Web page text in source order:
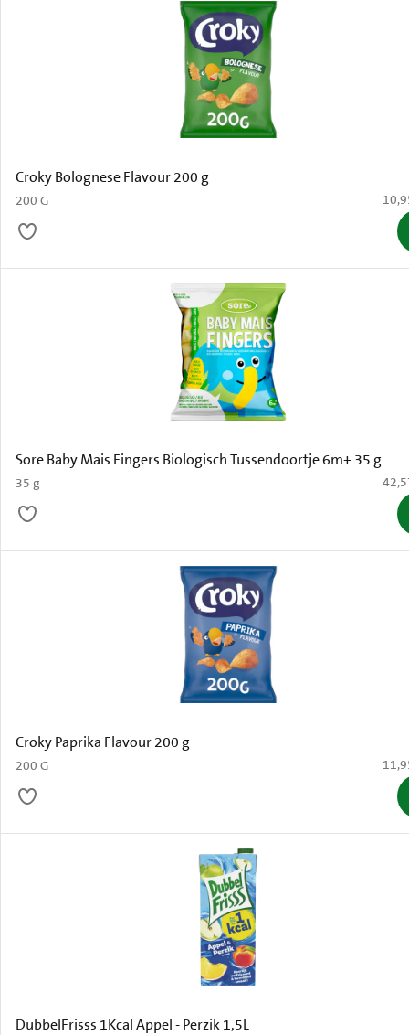
Croky Bolognese Flavour 200 g
200 G €
Sore Baby Mais Fingers Biologisch Tussendoortje 6m+ 35 g
35 g €
Croky Paprika Flavour 200 g
200 G €
DubbelFrisss 1Kcal Appel - Perzik 1,5L